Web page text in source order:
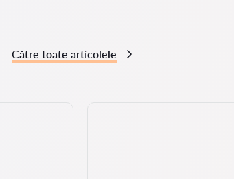
Către toate articolele